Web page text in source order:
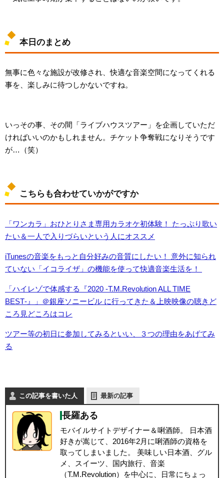
本日のまとめ
無事に色々な施設が改修され、快適な音楽空間になってくれる
事を、楽しみに待つしかないですね。
いっその事、その間「ライブハウスツアー」を企画していただ
ければいいのかもしれません。チケット争奪戦になりそうです
が…（笑）
こちらも合わせていかがですか
「ワンカラ」おひとりさま専用カラオケ初体験！ たっぷり歌い
たい＆一人で入りづらいという人にオススメ
iTunesの音楽をもっと自分好みの音質にしたい！ 意外に知られ
ていない「イコライザ」の機能を使って快適音楽生活を！
「ハイレゾで体感する『2020 -T.M.Revolution ALL TIME
BEST‐』」＠銀座ソニービル に行ってきた＆上映映像の聴きど
ころ見どころはコレ
ツアー等の初日に参加してみるといい、３つの理由をあげてみ
る
この記事を書いた人 最新の記事
長羅ある
モバイルサイトデザイナー＆唎酒師。 日本酒
好きが嵩じて、2016年2月に唎酒師の資格を
取ってしまいました。 美味しい日本酒、グル
メ、スイーツ、国内旅行、音楽
（T.M.Revolution）を中心に、日常にちょっ